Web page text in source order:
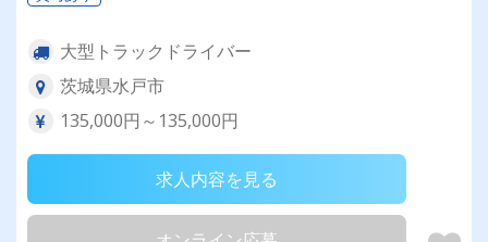
大型トラックドライバー
茨城県水戸市
135,000円～135,000円
求人内容を見る